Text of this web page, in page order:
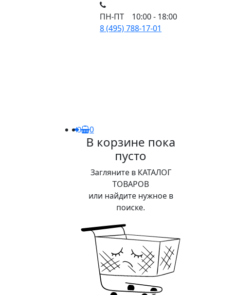
ПН-ПТ 10:00 - 18:00
8 (495) 788-17-01
0
В корзине пока
пусто
Загляните в КАТАЛОГ
ТОВАРОВ
или найдите нужное в
поиске.